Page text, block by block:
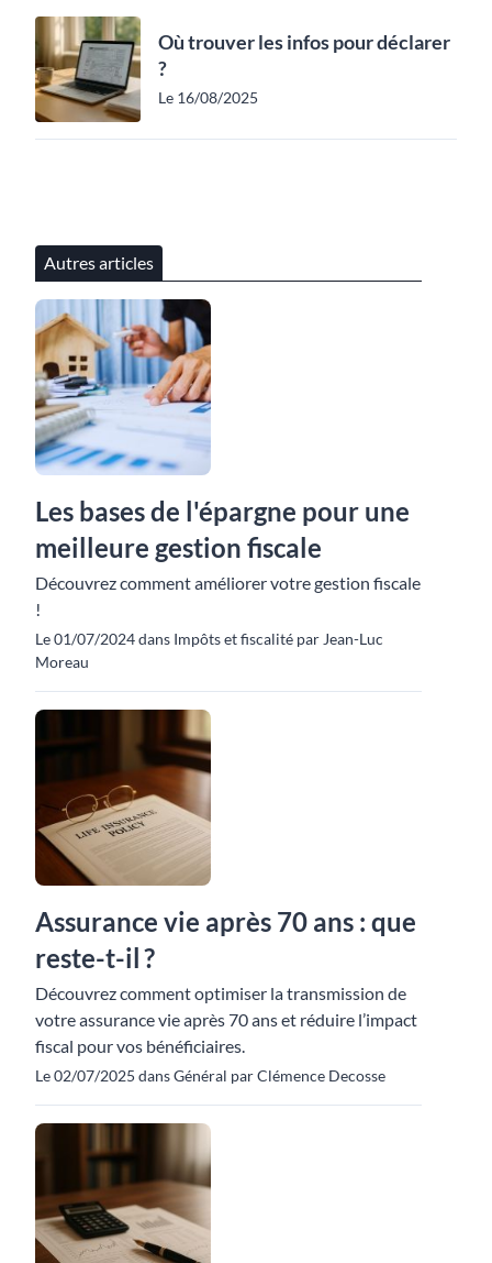
Où trouver les infos pour déclarer
?
Le 16/08/2025
Autres articles
Les bases de l'épargne pour une
meilleure gestion fiscale
Découvrez comment améliorer votre gestion fiscale
!
Le 01/07/2024 dans Impôts et fiscalité par Jean-Luc
Moreau
Assurance vie après 70 ans : que
reste-t-il ?
Découvrez comment optimiser la transmission de
votre assurance vie après 70 ans et réduire l’impact
fiscal pour vos bénéficiaires.
Le 02/07/2025 dans Général par Clémence Decosse